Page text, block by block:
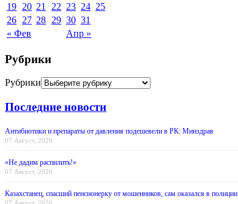
« Фев Апр »
19 20 21 22 23 24 25
26 27 28 29 30 31
Рубрики
Рубрики
Последние новости
Антибиотики и препараты от давления подешевели в РК: Минздрав
07 Август, 2026
«Не дадим распилить!»
07 Август, 2026
Казахстанец, спасший пенсионерку от мошенников, сам оказался в полиции